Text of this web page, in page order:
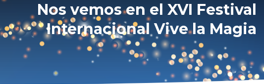
Nos vemos en el XVI Festival
Internacional Vive la Magia